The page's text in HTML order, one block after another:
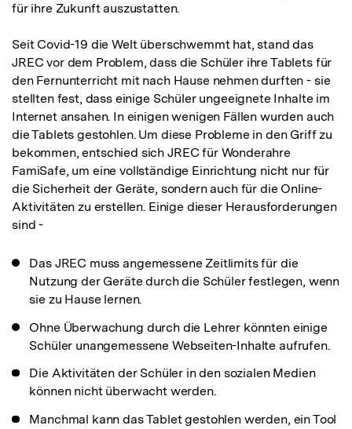
für ihre Zukunft auszustatten.
Seit Covid-19 die Welt überschwemmt hat, stand das
JREC vor dem Problem, dass die Schüler ihre Tablets für
den Fernunterricht mit nach Hause nehmen durften - sie
stellten fest, dass einige Schüler ungeeignete Inhalte im
Internet ansahen. In einigen wenigen Fällen wurden auch
die Tablets gestohlen. Um diese Probleme in den Griff zu
bekommen, entschied sich JREC für Wonderahre
FamiSafe, um eine vollständige Einrichtung nicht nur für
die Sicherheit der Geräte, sondern auch für die Online-
Aktivitäten zu erstellen. Einige dieser Herausforderungen
sind -
Das JREC muss angemessene Zeitlimits für die
Nutzung der Geräte durch die Schüler festlegen, wenn
sie zu Hause lernen.
Ohne Überwachung durch die Lehrer könnten einige
Schüler unangemessene Webseiten-Inhalte aufrufen.
Die Aktivitäten der Schüler in den sozialen Medien
können nicht überwacht werden.
Manchmal kann das Tablet gestohlen werden, ein Tool